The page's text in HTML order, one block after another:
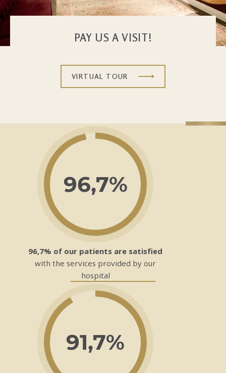
PAY US A VISIT!
VIRTUAL TOUR
96,7%
96,7% of our patients are satisfied
with the services provided by our
hospital
91,7%